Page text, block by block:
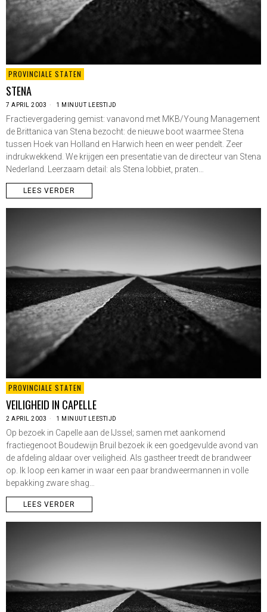
PROVINCIALE STATEN
STENA
7 APRIL 2003 1 MINUUT LEESTIJD
Fractievergadering gemist: vanavond met MKB/Young Management
de Brittanica van Stena bezocht: de nieuwe boot waarmee Stena
tussen Hoek van Holland en Harwich heen en weer pendelt. Zeer
indrukwekkend. We krijgen een presentatie van de directeur van Stena
Nederland. Leerzaam detail: als Stena lobbiet, praten…
LEES VERDER
PROVINCIALE STATEN
VEILIGHEID IN CAPELLE
2 APRIL 2003 1 MINUUT LEESTIJD
Op bezoek in Capelle aan de IJssel; samen met aankomend
fractiegenoot Boudewijn Bruil bezoek ik een goedgevulde avond van
de afdeling aldaar over veiligheid. Als gastheer treedt de brandweer
op. Ik loop een kamer in waar een paar brandweermannen in volle
bepakking zware shag…
LEES VERDER